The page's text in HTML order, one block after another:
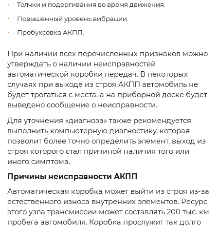
Толчки и подергивания во время движения.
Повышенный уровень вибрации.
Пробуксовка АКПП.
При наличии всех перечисленных признаков можно
утверждать о наличии неисправностей
автоматической коробки передач. В некоторых
случаях при выходе из строя АКПП автомобиль не
будет трогаться с места, а на приборной доске будет
выведено сообщение о неисправности.
Для уточнения «диагноза» также рекомендуется
выполнить компьютерную диагностику, которая
позволит более точно определить элемент, выход из
строя которого стал причиной наличия того или
иного симптома.
Причины неисправности АКПП
Автоматическая коробка может выйти из строя из-за
естественного износа внутренних элементов. Ресурс
этого узла трансмиссии может составлять 200 тыс. км
пробега автомобиля. Коробка прослужит так долго